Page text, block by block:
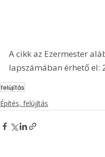
A cikk az Ezermester
lapszámában érhető el:
felújítás
Építés, felújítás